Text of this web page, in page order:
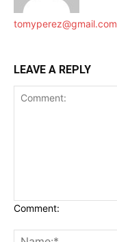
tomyperez@gmail.com
LEAVE A REPLY
Comment: